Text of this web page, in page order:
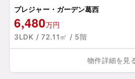
プレジャー・ガーデン葛西
6,480万円
3LDK / 72.11㎡ / 5階
物件詳細を見